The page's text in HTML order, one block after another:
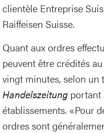
clientèle Entreprise
Raiffeisen Suisse.
Quant aux ordres
peuvent être crédités
vingt minutes, selon un
Handelszeitung portant
établissements. «Pour
ordres sont